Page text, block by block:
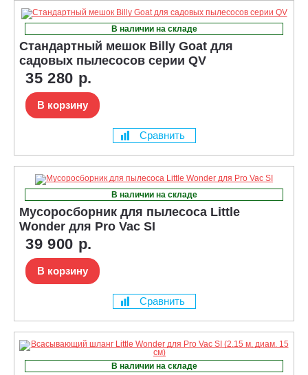
В наличии на складе
Стандартный мешок Billy Goat для
садовых пылесосов серии QV
35 280 р.
В корзину
Сравнить
В наличии на складе
Мусоросборник для пылесоса Little
Wonder для Pro Vac SI
39 900 р.
В корзину
Сравнить
В наличии на складе